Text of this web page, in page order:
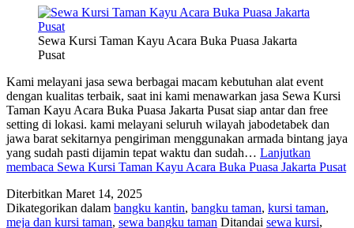
Sewa Kursi Taman Kayu Acara Buka Puasa Jakarta
Pusat
Kami melayani jasa sewa berbagai macam kebutuhan alat event
dengan kualitas terbaik, saat ini kami menawarkan jasa Sewa Kursi
Taman Kayu Acara Buka Puasa Jakarta Pusat siap antar dan free
setting di lokasi. kami melayani seluruh wilayah jabodetabek dan
jawa barat sekitarnya pengiriman menggunakan armada bintang jaya
yang sudah pasti dijamin tepat waktu dan sudah… Lanjutkan
membaca Sewa Kursi Taman Kayu Acara Buka Puasa Jakarta Pusat
Diterbitkan Maret 14, 2025
Dikategorikan dalam bangku kantin, bangku taman, kursi taman,
meja dan kursi taman, sewa bangku taman Ditandai sewa kursi,